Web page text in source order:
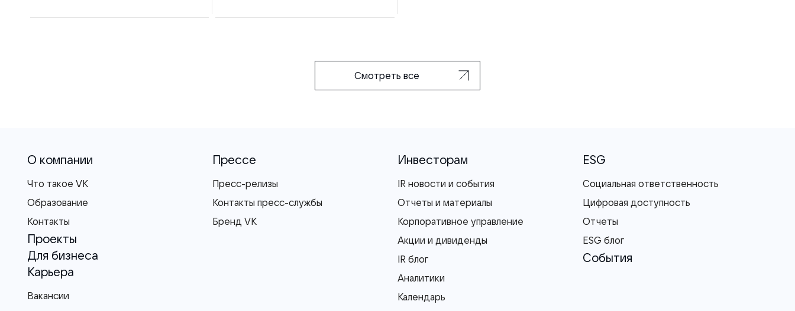
Смотреть все
О компании
Что такое VK
Образование
Контакты
Проекты
Для бизнеса
Карьера
Вакансии
Прессе
Пресс-релизы
Контакты пресс-службы
Бренд VK
Инвесторам
IR новости и события
Отчеты и материалы
Корпоративное управление
Акции и дивиденды
IR блог
Аналитики
Календарь
ESG
Социальная ответственность
Цифровая доступность
Отчеты
ESG блог
События